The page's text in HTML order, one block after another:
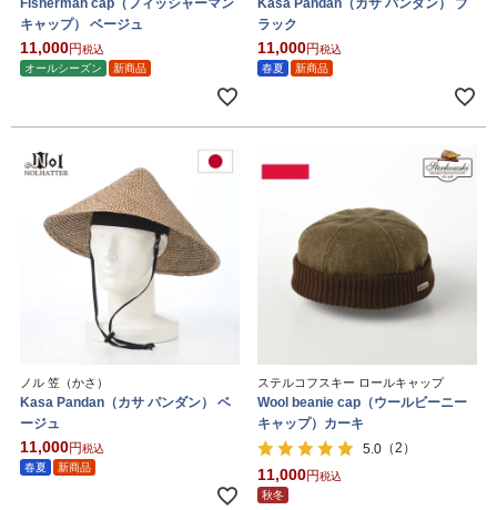
Fisherman cap（フィッシャーマン
キャップ） ベージュ
11,000
税込
オールシーズン
新商品
Kasa Pandan（カサ パンダン） ブ
ラック
11,000
税込
春夏
新商品
ノル 笠（かさ）
Kasa Pandan（カサ パンダン） ベ
ージュ
11,000
税込
春夏
新商品
ステルコフスキー ロールキャップ
Wool beanie cap（ウールビーニー
キャップ）カーキ
5.0 （2）
11,000
税込
秋冬